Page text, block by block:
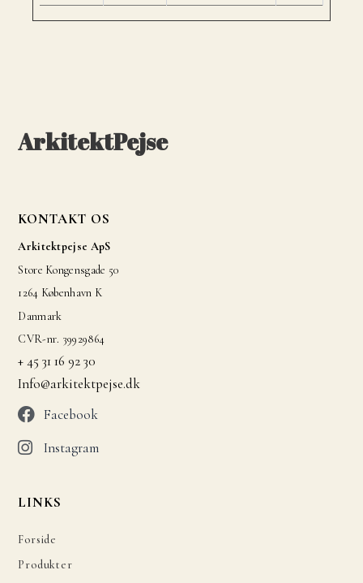
ArkitektPejse
KONTAKT OS
Arkitektpejse ApS
Store Kongensgade 50
1264 København K
Danmark
CVR-nr. 39929864
+ 45 31 16 92 30
Info@arkitektpejse.dk
Facebook
Instagram
LINKS
Forside
Produkter